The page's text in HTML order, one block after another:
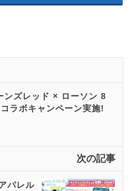
ンズレッド × ローソン 8
ラボキャンペーン実施!
次の記事
パレル